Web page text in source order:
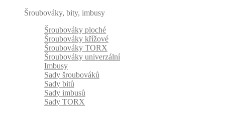
Šroubováky, bity, imbusy
Šroubováky ploché
Šroubováky křížové
Šroubováky TORX
Šroubováky univerzální
Imbusy
Sady šroubováků
Sady bitů
Sady imbusů
Sady TORX